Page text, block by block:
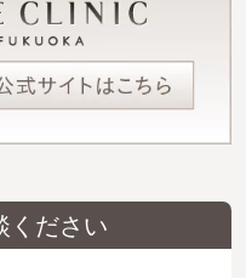
ください